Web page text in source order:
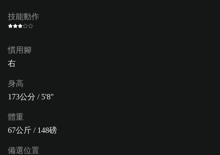
技能動作
慣用腳
右
身高
173公分 / 5'8"
體重
67公斤 / 148磅
備選位置